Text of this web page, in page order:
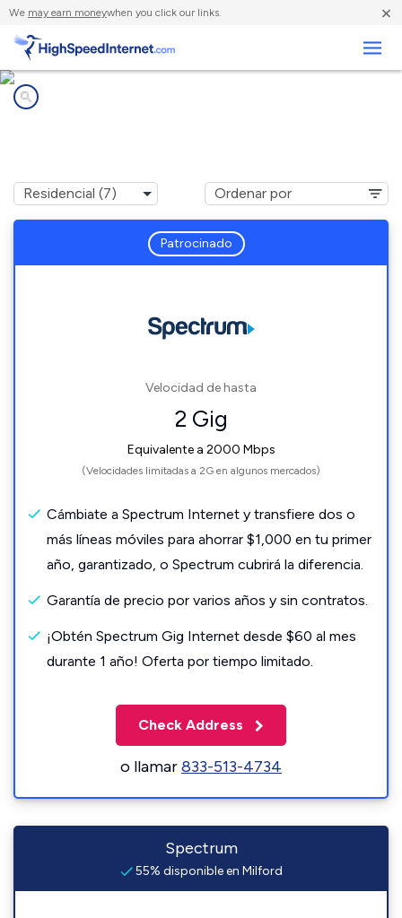
We may earn moneywhen you click our links. ×
Patrocinado
Velocidad de hasta
2 Gig
Equivalente a 2000 Mbps
(Velocidades limitadas a 2G en algunos mercados)
Cámbiate a Spectrum Internet y transfiere dos o
más líneas móviles para ahorrar $1,000 en tu primer
año, garantizado, o Spectrum cubrirá la diferencia.
Garantía de precio por varios años y sin contratos.
¡Obtén Spectrum Gig Internet desde $60 al mes
durante 1 año! Oferta por tiempo limitado.
Check Address
o llamar833-513-4734
Spectrum
55% disponible en Milford